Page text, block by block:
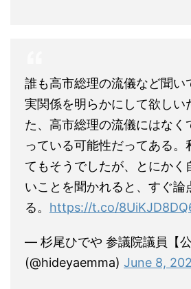
誰も高市総理の流儀など聞い
実関係を明らかにして欲しい
た、高市総理の流儀にはなく
っている可能性だってある。
てもそうでしたが、とにかく
いことを聞かれると、すぐ論
る。 https://t.co/
— 杉尾ひでや 参議院議員【公
(@hideyaemma) June 8,